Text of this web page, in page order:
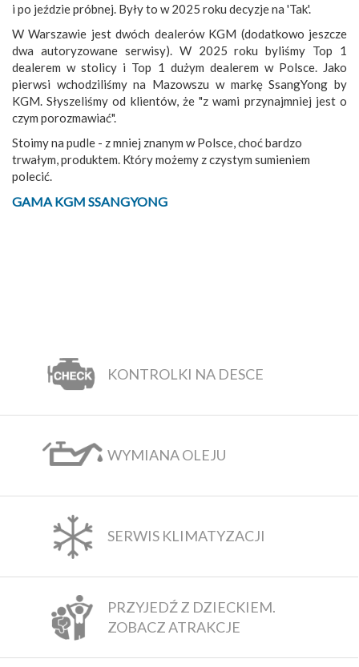
i po jeździe próbnej. Były to w 2025 roku decyzje na 'Tak'.
W Warszawie jest dwóch dealerów KGM (dodatkowo jeszcze
dwa autoryzowane serwisy). W 2025 roku byliśmy Top 1
dealerem w stolicy i Top 1 dużym dealerem w Polsce. Jako
pierwsi wchodziliśmy na Mazowszu w markę SsangYong by
KGM. Słyszeliśmy od klientów, że "z wami przynajmniej jest o
czym porozmawiać".
Stoimy na pudle - z mniej znanym w Polsce, choć bardzo
trwałym, produktem. Który możemy z czystym sumieniem
polecić.
GAMA KGM SSANGYONG
KONTROLKI NA DESCE
WYMIANA OLEJU
SERWIS KLIMATYZACJI
PRZYJEDŹ Z DZIECKIEM.
ZOBACZ ATRAKCJE